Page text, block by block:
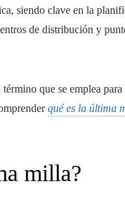
siendo clave en la
de distribución y
término que se emplea
qué es la última
milla?